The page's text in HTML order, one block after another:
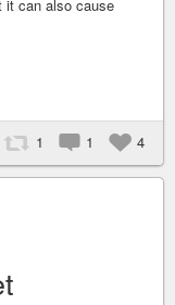
it can also cause
1 1 4